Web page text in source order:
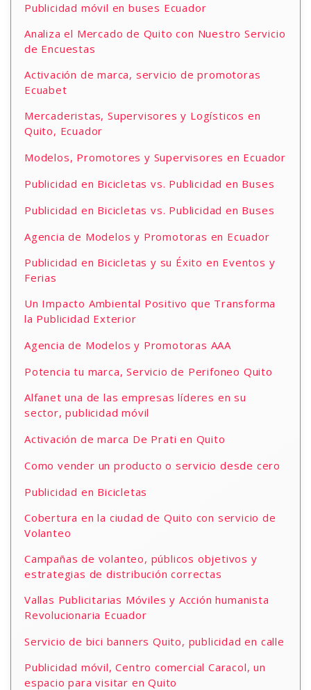
Publicidad móvil en buses Ecuador
Analiza el Mercado de Quito con Nuestro Servicio
de Encuestas
Activación de marca, servicio de promotoras
Ecuabet
Mercaderistas, Supervisores y Logísticos en
Quito, Ecuador
Modelos, Promotores y Supervisores en Ecuador
Publicidad en Bicicletas vs. Publicidad en Buses
Publicidad en Bicicletas vs. Publicidad en Buses
Agencia de Modelos y Promotoras en Ecuador
Publicidad en Bicicletas y su Éxito en Eventos y
Ferias
Un Impacto Ambiental Positivo que Transforma
la Publicidad Exterior
Agencia de Modelos y Promotoras AAA
Potencia tu marca, Servicio de Perifoneo Quito
Alfanet una de las empresas líderes en su
sector, publicidad móvil
Activación de marca De Prati en Quito
Como vender un producto o servicio desde cero
Publicidad en Bicicletas
Cobertura en la ciudad de Quito con servicio de
Volanteo
Campañas de volanteo, públicos objetivos y
estrategias de distribución correctas
Vallas Publicitarias Móviles y Acción humanista
Revolucionaria Ecuador
Servicio de bici banners Quito, publicidad en calle
Publicidad móvil, Centro comercial Caracol, un
espacio para visitar en Quito